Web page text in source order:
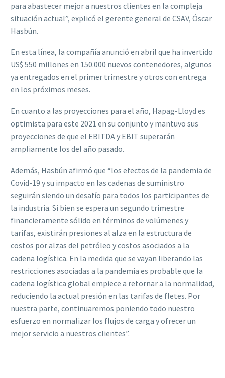
para abastecer mejor a nuestros clientes en la compleja
situación actual”, explicó el gerente general de CSAV, Óscar
Hasbún.
En esta línea, la compañía anunció en abril que ha invertido
US$ 550 millones en 150.000 nuevos contenedores, algunos
ya entregados en el primer trimestre y otros con entrega
en los próximos meses.
En cuanto a las proyecciones para el año, Hapag-Lloyd es
optimista para este 2021 en su conjunto y mantuvo sus
proyecciones de que el EBITDA y EBIT superarán
ampliamente los del año pasado.
Además, Hasbún afirmó que “los efectos de la pandemia de
Covid-19 y su impacto en las cadenas de suministro
seguirán siendo un desafío para todos los participantes de
la industria. Si bien se espera un segundo trimestre
financieramente sólido en términos de volúmenes y
tarifas, existirán presiones al alza en la estructura de
costos por alzas del petróleo y costos asociados a la
cadena logística. En la medida que se vayan liberando las
restricciones asociadas a la pandemia es probable que la
cadena logística global empiece a retornar a la normalidad,
reduciendo la actual presión en las tarifas de fletes. Por
nuestra parte, continuaremos poniendo todo nuestro
esfuerzo en normalizar los flujos de carga y ofrecer un
mejor servicio a nuestros clientes”.